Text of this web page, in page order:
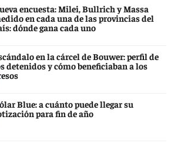
encuesta: Milei, Bullrich y Massa
en cada una de las provincias del
dónde gana cada uno
en la cárcel de Bouwer: perfil de
detenidos y cómo beneficiaban a los
Blue: a cuánto puede llegar su
para fin de año